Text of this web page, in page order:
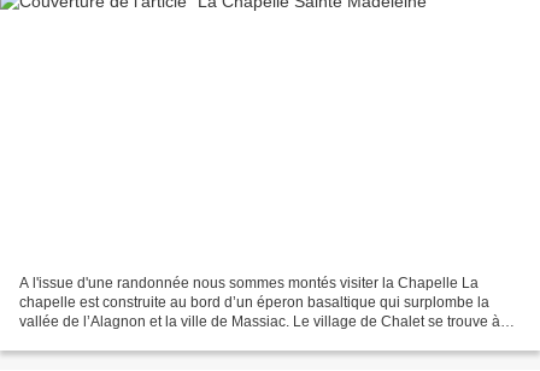
A l'issue d'une randonnée nous sommes montés visiter la Chapelle La
chapelle est construite au bord d’un éperon basaltique qui surplombe la
vallée de l’Alagnon et la ville de Massiac. Le village de Chalet se trouve à